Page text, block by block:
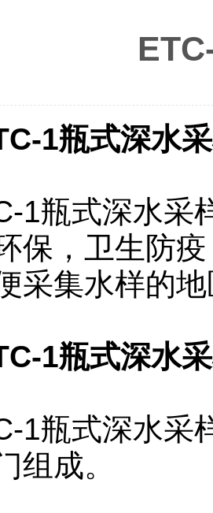
1瓶式深水
瓶式深水采
保，卫生防
采集水样的
1瓶式深水
瓶式深水采
组成。